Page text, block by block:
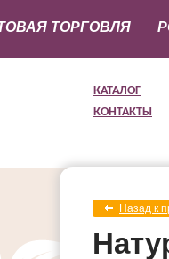
КАТАЛОГ
КОНТАКТЫ
ТОРГОВЛЯ
Назад к